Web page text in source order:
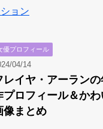
ョン
優プロフィール
04/14
レイヤ・アーラン
プロフィール＆か
像まとめ